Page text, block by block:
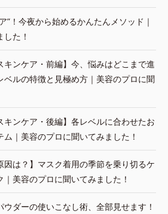
”！今夜から始めるかんたんメソッド｜
た！
キンケア・前編】今、悩みはどこまで進
ベルの特徴と見極め方｜美容のプロに聞
キンケア・後編】各レベルに合わせたお
｜美容のプロに聞いてみました！
因は？】マスク着用の季節を乗り切るケ
美容のプロに聞いてみました！
ウダーの使いこなし術、全部見せます！